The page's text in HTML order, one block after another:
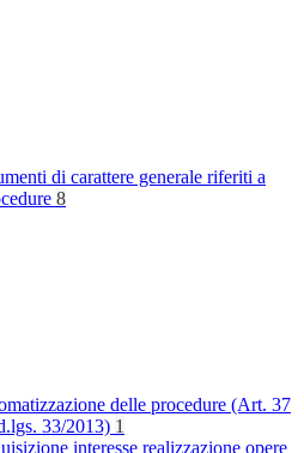
di carattere generale riferiti a
8
delle procedure (Art. 37
33/2013) 1
interesse realizzazione opere